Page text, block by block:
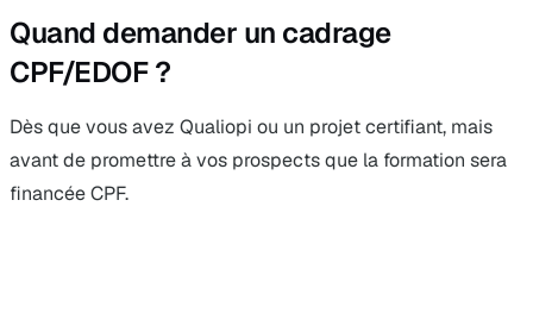
Quand demander un cadrage
CPF/EDOF ?
Dès que vous avez Qualiopi ou un projet certifiant, mais
avant de promettre à vos prospects que la formation sera
financée CPF.